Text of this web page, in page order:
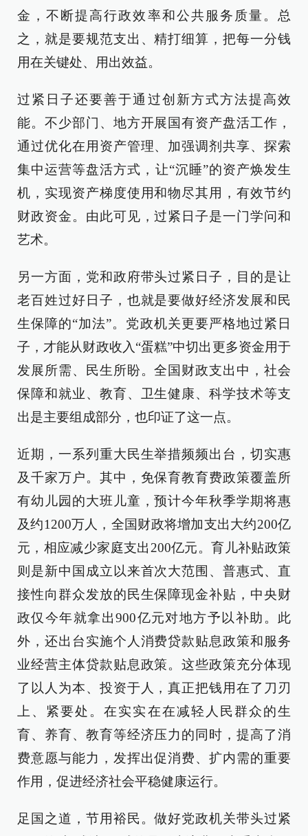
金，不断提高行政效率和公共服务质量。总
之，就是要规范支出、精打细算，把每一分钱
用在关键处、用出效益。
过紧日子还要善于通过创新方式方法提高效
能。不少部门、地方开展国有资产盘活工作，
通过优化在用资产管理、加强调剂共享、探索
集中运营等盘活方式，让“沉睡”的资产焕发生
机，实现资产梯度使用和物尽其用，有效节约
财政资金。由此可见，过紧日子是一门学问和
艺术。
另一方面，党和政府带头过紧日子，目的是让
老百姓过好日子，也就是要做好经济发展和民
生保障的“加法”。党政机关更要严格地过紧日
子，才能从财政收入“蛋糕”中切出更多资金用于
发展所需、民生所盼。全国财政支出中，社会
保障和就业、教育、卫生健康、科学技术等支
出是主要组成部分，也印证了这一点。
近期，一系列重大民生举措频频出台，切实惠
及千家万户。其中，免保育教育费政策覆盖所
有幼儿园的大班儿童，预计今年秋季学期将惠
及约1200万人，全国财政将增加支出大约200亿
元，相应减少家庭支出200亿元。育儿补贴政策
则是新中国成立以来首次大范围、普惠式、直
接性向群众发放的民生保障现金补贴，中央财
政仅今年就拿出900亿元对地方予以补助。此
外，还出台实施个人消费贷款贴息政策和服务
业经营主体贷款贴息政策。这些政策充分体现
了以人为本、投资于人，真正把钱用在了刀刃
上、紧要处。在实实在在减轻人民群众的生
育、养育、教育等经济压力的同时，提高了消
费意愿与能力，发挥出促消费、扩内需的重要
作用，促进经济社会平稳健康运行。
足国之道，节用裕民。做好党政机关带头过紧